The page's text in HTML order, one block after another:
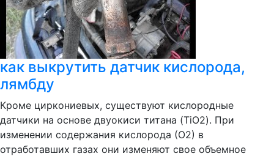
как выкрутить датчик кислорода,
лямбду
Кроме циркониевых, существуют кислородные
датчики на основе двуокиси титана (TiO2). При
изменении содержания кислорода (О2) в
отработавших газах они изменяют свое объемное